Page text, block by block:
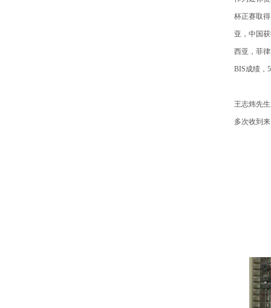
杯正赛取
亚，中国
西亚，菲
BIS成绩，
王志炜先
多次收到